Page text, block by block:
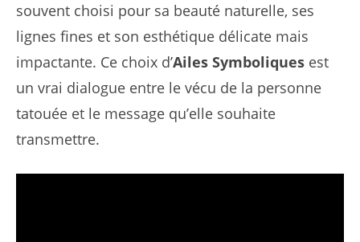
souvent choisi pour sa beauté naturelle, ses
lignes fines et son esthétique délicate mais
impactante. Ce choix d’Ailes Symboliques est
un vrai dialogue entre le vécu de la personne
tatouée et le message qu’elle souhaite
transmettre.